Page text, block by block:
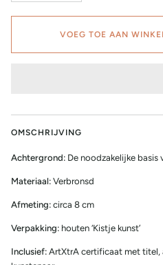
VOEG TOE AAN
OMSCHRIJVING
Achtergrond: De noodzakelijke basis
Materiaal: Verbronsd
Afmeting: circa 8 cm
Verpakking: houten ‘Kistje kunst’
Inclusief: ArtXtrA certificaat met titel,